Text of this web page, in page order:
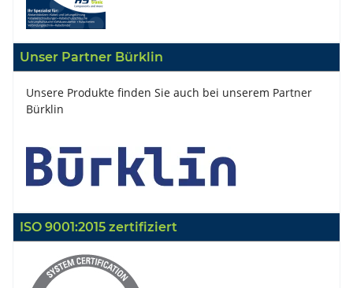
Unser Partner Bürklin
Unsere Produkte finden Sie auch bei unserem Partner
Bürklin
ISO 9001:2015 zertifiziert